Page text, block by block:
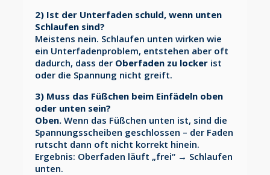
2) Ist der Unterfaden schuld, wenn unten
Schlaufen sind?
Meistens nein. Schlaufen unten wirken wie
ein Unterfadenproblem, entstehen aber oft
dadurch, dass der Oberfaden zu locker ist
oder die Spannung nicht greift.
3) Muss das Füßchen beim Einfädeln oben
oder unten sein?
Oben. Wenn das Füßchen unten ist, sind die
Spannungsscheiben geschlossen – der Faden
rutscht dann oft nicht korrekt hinein.
Ergebnis: Oberfaden läuft „frei“ → Schlaufen
unten.